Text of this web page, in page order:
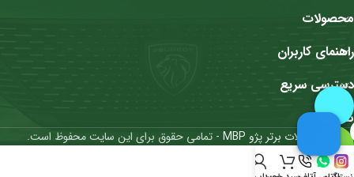
محصولات
راهنمای کاربران
دسترسی سریع
نمادها
محصولات برتر پژو MBP - تمامی حقوق برای این سایت محفوظ است.